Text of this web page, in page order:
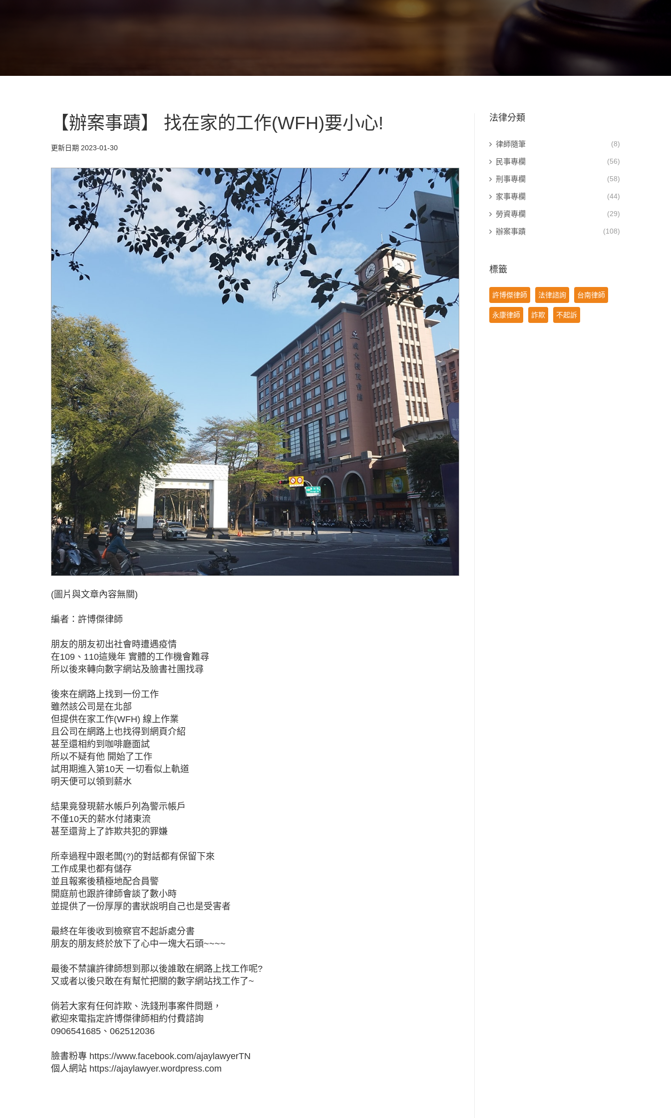
【辦案事蹟】 找在家的工作(WFH)要小心!
更新日期 2023-01-30
(圖片與文章內容無關)
編者：許博傑律師
朋友的朋友初出社會時遭遇疫情
在109、110這幾年 實體的工作機會難尋
所以後來轉向數字網站及臉書社團找尋
後來在網路上找到一份工作
雖然該公司是在北部
但提供在家工作(WFH) 線上作業
且公司在網路上也找得到網頁介紹
甚至還相約到咖啡廳面試
所以不疑有他 開始了工作
試用期進入第10天 一切看似上軌道
明天便可以領到薪水
結果竟發現薪水帳戶列為警示帳戶
不僅10天的薪水付諸東流
甚至還背上了詐欺共犯的罪嫌
所幸過程中跟老闆(?)的對話都有保留下來
工作成果也都有儲存
並且報案後積極地配合員警
開庭前也跟許律師會談了數小時
並提供了一份厚厚的書狀說明自己也是受害者
最終在年後收到檢察官不起訴處分書
朋友的朋友終於放下了心中一塊大石頭~~~~
最後不禁讓許律師想到那以後誰敢在網路上找工作呢?
又或者以後只敢在有幫忙把關的數字網站找工作了~
倘若大家有任何詐欺、洗錢刑事案件問題，
歡迎來電指定許博傑律師相約付費諮詢
0906541685、062512036
臉書粉專 https://www.facebook.com/ajaylawyerTN
個人網站 https://ajaylawyer.wordpress.com
法律分類
律師隨筆 (8)
民事專欄 (56)
刑事專欄 (58)
家事專欄 (44)
勞資專欄 (29)
辦案事蹟 (108)
標籤
許博傑律師 法律諮詢 台南律師
永康律師 詐欺 不起訴